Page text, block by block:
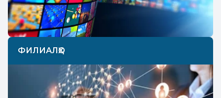
ФИЛИАЛҲО